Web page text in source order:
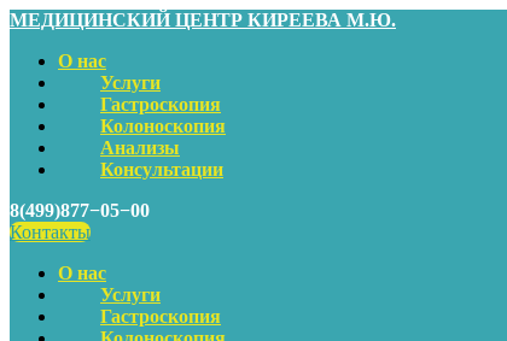
МЕДИЦИНСКИЙ ЦЕНТР КИРЕЕВА М.Ю.
О нас
Услуги
Гастроскопия
Колоноскопия
Анализы
Консультации
8(499)877−05−00
Контакты
О нас
Услуги
Гастроскопия